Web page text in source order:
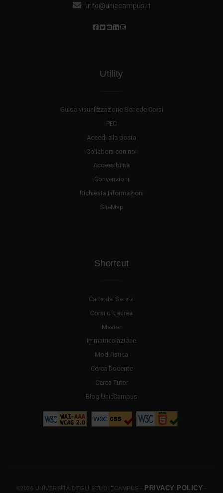
info@uniecampus.it
Utility
Guida visualizzazione Schede Corsi
PEC
Accedi alla posta
Collabora con noi
Accessibilità
Convenzioni
Richiesta Informazioni
SiteMap
Shortcut
Carta dei Servizi
Corsi di Laurea
Master
Immatricolazione
Modulistica
Cerca Docente
Cerca Tutor
Blog UnieCampus
©2026 UNIVERSITÀ DEGLI STUDI ECAMPUS - PRIVACY POLICY -